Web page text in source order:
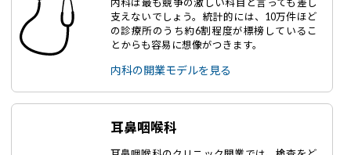
内科は最も競争の激しい科目と言っても差し
支えないでしょう。統計的には、10万件ほど
の診療所のうち約6割程度が標榜しているこ
とからも容易に想像がつきます。
内科の開業モデルを見る
耳鼻咽喉科